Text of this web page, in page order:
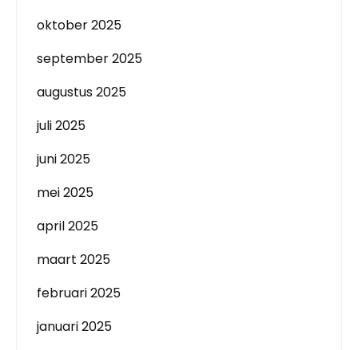
oktober 2025
september 2025
augustus 2025
juli 2025
juni 2025
mei 2025
april 2025
maart 2025
februari 2025
januari 2025